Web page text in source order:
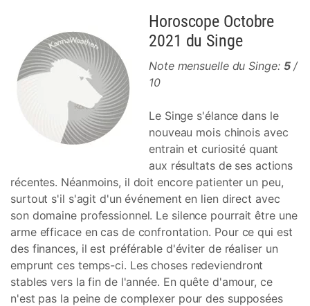
Horoscope Octobre
2021 du Singe
Note mensuelle du Singe: 5/
10
Le Singe s'élance dans le
nouveau mois chinois avec
entrain et curiosité quant
aux résultats de ses actions
récentes. Néanmoins, il doit encore patienter un peu,
surtout s'il s'agit d'un événement en lien direct avec
son domaine professionnel. Le silence pourrait être une
arme efficace en cas de confrontation. Pour ce qui est
des finances, il est préférable d'éviter de réaliser un
emprunt ces temps-ci. Les choses redeviendront
stables vers la fin de l'année. En quête d'amour, ce
n'est pas la peine de complexer pour des supposées